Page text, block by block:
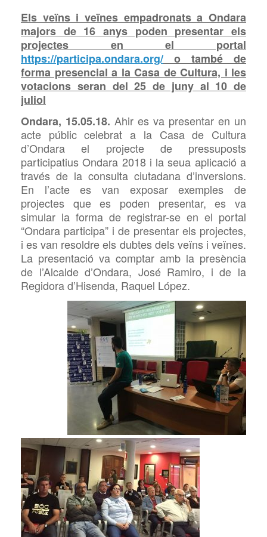
Els veïns i veïnes empadronats a Ondara
majors de 16 anys poden presentar els
projectes en el portal
https://participa.ondara.org/ o també de
forma presencial a la Casa de Cultura, i les
votacions seran del 25 de juny al 10 de
juliol
Ondara, 15.05.18. Ahir es va presentar en un
acte públic celebrat a la Casa de Cultura
d’Ondara el projecte de pressuposts
participatius Ondara 2018 i la seua aplicació a
través de la consulta ciutadana d’inversions.
En l’acte es van exposar exemples de
projectes que es poden presentar, es va
simular la forma de registrar-se en el portal
“Ondara participa” i de presentar els projectes,
i es van resoldre els dubtes dels veïns i veïnes.
La presentació va comptar amb la presència
de l’Alcalded’Ondara, José Ramiro, i de la
Regidora d’Hisenda, Raquel López.